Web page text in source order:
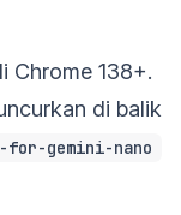
Chrome 138+.
di balik
gemini-nano